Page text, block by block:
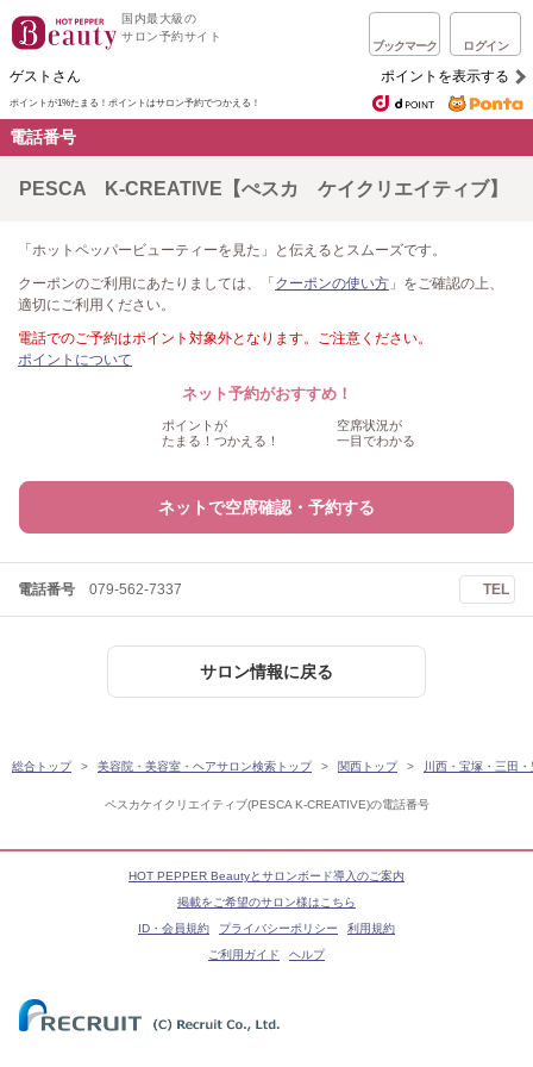
国内最大級の
サロン予約サイト
ブックマーク ログイン
ゲストさん ポイントを表示する
ポイントが1%たまる！ ポイントはサロン予約でつかえる！
電話番号
ペスカケイクリエイティブ(PESCA K-CREATIVE)の電話番号
PESCA K-CREATIVE【ぺスカ ケイクリエイティブ】
「ホットペッパービューティーを見た」と伝えるとスムーズです。
クーポンのご利用にあたりましては、「 クーポンの使い方 」をご確認の上、
適切にご利用ください。
電話でのご予約はポイント対象外となります。ご注意ください。
ポイントについて
ネット予約がおすすめ！
ポイントが
たまる！つかえる！
空席状況が
一目でわかる
ネットで空席確認・予約する
電話番号 079-562-7337 TEL
サロン情報に戻る
総合トップ 美容院・美容室・ヘアサロン検索トップ 関西トップ 川西・宝塚・三田
HOT PEPPER Beautyとサロンボード導入のご案内
掲載をご希望のサロン様はこちら
ID・会員規約
プライバシーポリシー
利用規約
ご利用ガイド
ヘルプ